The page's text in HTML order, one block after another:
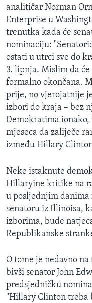
analitičar Norman
Enterprise u
trenutka kada će
nominaciju:
ostati u utrci sve do
3. lipnja. Mislim da
formalno okončana.
prije, no vjerojatnije
izbori do kraja – bez
Demokratima ionako,
mjeseca da zaliječe
između Hillary
Neke istaknute
Hillaryine kritike na
u posljednjim
senatoru iz Illinoisa,
izborima, bude
Republikanske
O tome je nedavno
bivši senator John
predsjedničku
"Hillary Clinton treba